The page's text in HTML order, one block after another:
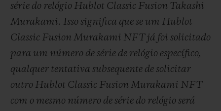
série do relógio Hublot Classic Fusion Takashi
Murakami. Isso significa que se um Hublot
Classic Fusion Murakami NFT já foi solicitado
para um número de série de relógio específico,
qualquer tentativa subsequente de solicitar
outro Hublot Classic Fusion Murakami NFT
com o mesmo número de série do relógio será